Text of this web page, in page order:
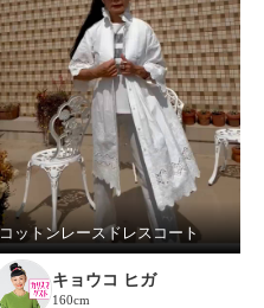
コットンレースドレスコート
キョウコ ヒガ
160cm